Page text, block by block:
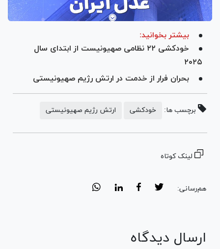
بیشتر بخوانید:
خودکشی ۲۲ نظامی صهیونیست از ابتدای سال
۲۰۲۵
بحران فرار از خدمت در ارتش رژیم صهیونیستی
برچسب ها: خودکشی ارتش رژیم صهیونیستی
لینک کوتاه
هم‌رسانی:
ارسال دیدگاه